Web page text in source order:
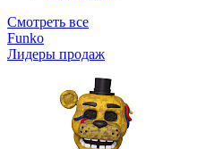
Смотреть все
Funko
Лидеры продаж